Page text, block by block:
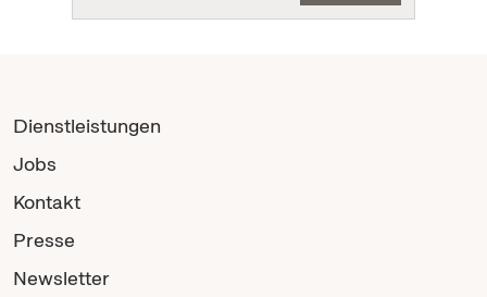
Dienstleistungen
Jobs
Kontakt
Presse
Newsletter